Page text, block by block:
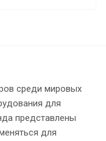
среди мировых
для
представлены
для